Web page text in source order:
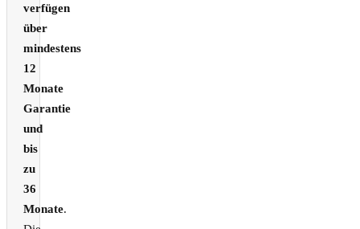
verfügen
über
mindestens
12
Monate
Garantie
und
bis
zu
36
Monate.